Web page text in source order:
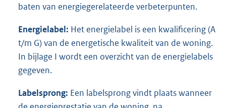
baten van energiegerelateerde verbeterpunten.
Energielabel: Het energielabel is een kwalificering (A
t/m G) van de energetische kwaliteit van de woning.
In bijlage I wordt een overzicht van de energielabels
gegeven.
Labelsprong: Een labelsprong vindt plaats wanneer